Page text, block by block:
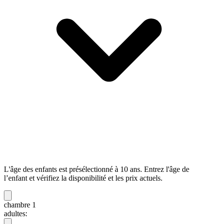
L'âge des enfants est présélectionné à 10 ans. Entrez l'âge de
l’enfant et vérifiez la disponibilité et les prix actuels.
chambre 1
adultes: